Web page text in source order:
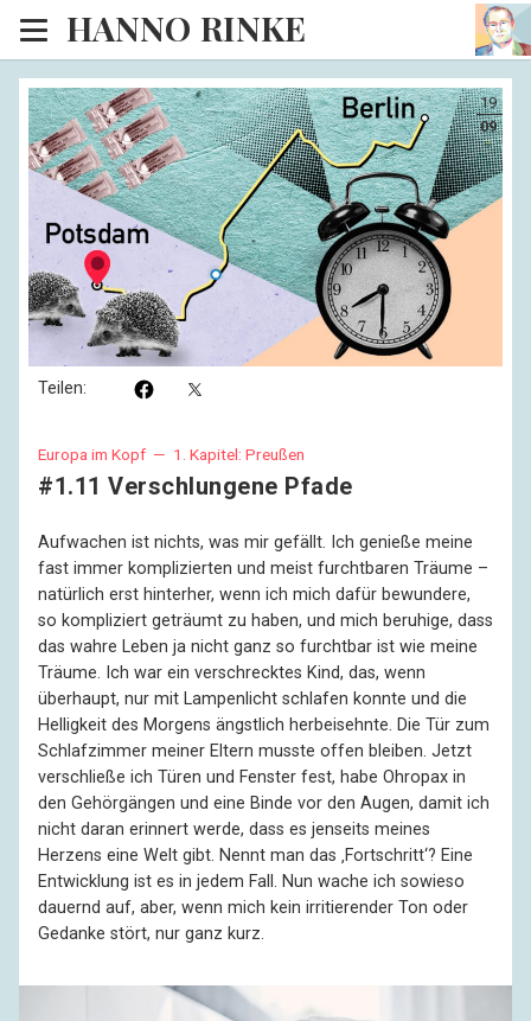
HANNO RINKE
Heim
EISINSEL
Sonntagspredigten
Blog
Lesesaal
Hörsaal
Kinosaal
Teilen:
19
09
Europa im Kopf — 1. Kapitel: Preußen
#1.11 Verschlungene Pfade
Aufwachen ist nichts, was mir gefällt. Ich genieße meine
fast immer komplizierten und meist furchtbaren Träume –
natürlich erst hinterher, wenn ich mich dafür bewundere,
so kompliziert geträumt zu haben, und mich beruhige, dass
das wahre Leben ja nicht ganz so furchtbar ist wie meine
Träume. Ich war ein verschrecktes Kind, das, wenn
überhaupt, nur mit Lampenlicht schlafen konnte und die
Helligkeit des Morgens ängstlich herbeisehnte. Die Tür zum
Schlafzimmer meiner Eltern musste offen bleiben. Jetzt
verschließe ich Türen und Fenster fest, habe Ohropax in
den Gehörgängen und eine Binde vor den Augen, damit ich
nicht daran erinnert werde, dass es jenseits meines
Herzens eine Welt gibt. Nennt man das ‚Fortschritt‘? Eine
Entwicklung ist es in jedem Fall. Nun wache ich sowieso
dauernd auf, aber, wenn mich kein irritierender Ton oder
Gedanke stört, nur ganz kurz.